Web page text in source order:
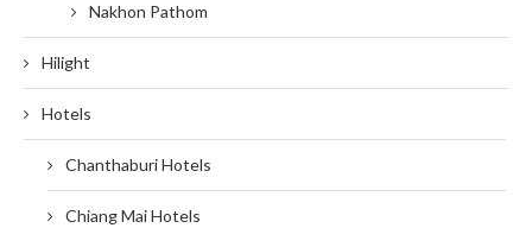
Nakhon Pathom
Hilight
Hotels
Chanthaburi Hotels
Chiang Mai Hotels